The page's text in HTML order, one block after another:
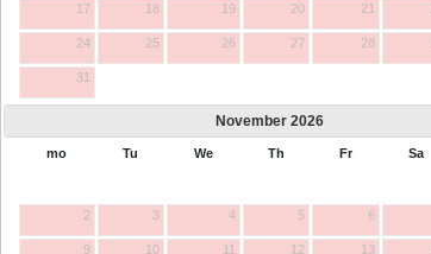
17 18 19 20 21
24 25 26 27 28
31
November 2026
mo Tu We Th Fr Sa
2 3 4 5 6
9 10 11 12 13